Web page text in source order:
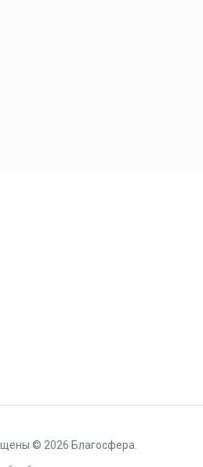
© 2026 Благосфера.